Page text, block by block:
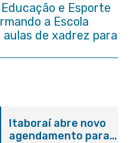
e Esporte
a Escola
de xadrez para
rede municipal
Itaboraí abre novo
agendamento para